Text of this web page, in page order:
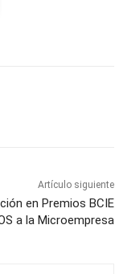
Artículo siguiente
en Premios BCIE
a la Microempresa